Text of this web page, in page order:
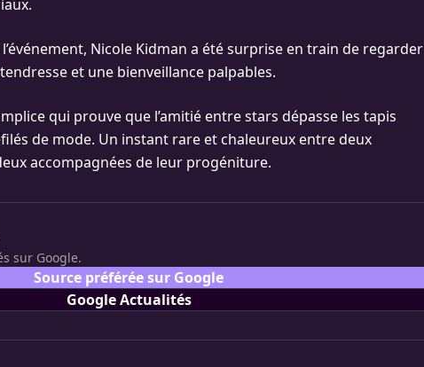
Nicole Kidman a été surprise en train de regarder
et une bienveillance palpables.
qui prouve que l’amitié entre stars dépasse les tapis
de mode. Un instant rare et chaleureux entre deux
accompagnées de leur progéniture.
sur Google.
Source préférée sur Google
Google Actualités